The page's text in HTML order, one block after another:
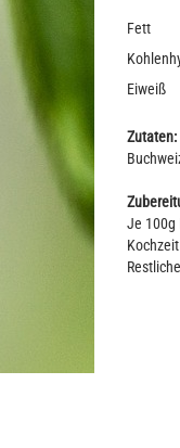
Fett
Eiweiß
Zutaten:
Je 100g